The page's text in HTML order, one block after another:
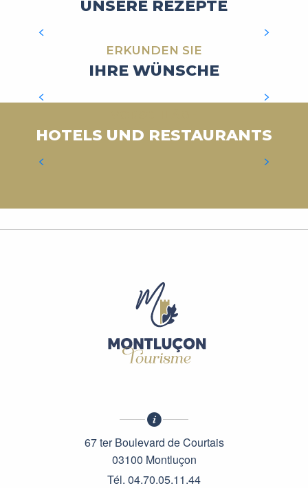
UNSERE REZEPTE
MEHR ERFAHREN
ERKUNDEN SIE
IHRE WÜNSCHE
HOTELS UND RESTAURANTS
VERBRINGEN SIE IHREN URLAUB IN
67 ter Boulevard de Courtais
03100 Montluçon
Tél. 04.70.05.11.44